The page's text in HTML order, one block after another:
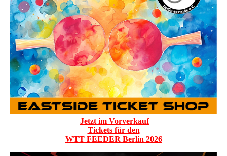
Jetzt im Vorverkauf
Tickets für den
WTT FEEDER Berlin 2026